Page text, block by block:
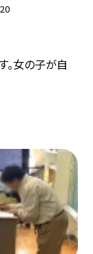
。女の子が自